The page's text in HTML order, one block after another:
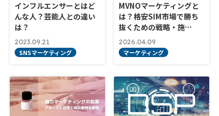
インフルエンサーとはど
んな人？芸能人との違い
は？
2023.09.21
SNSマーケティング
MVNOマーケティングと
は？格安SIM市場で勝ち
抜くための戦略・施…
2026.04.09
マーケティング